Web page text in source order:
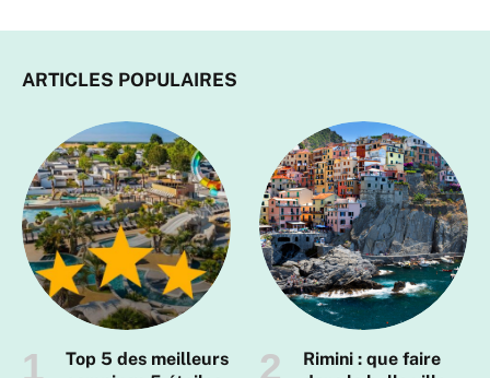
ARTICLES POPULAIRES
Top 5 des meilleurs
Rimini : que faire